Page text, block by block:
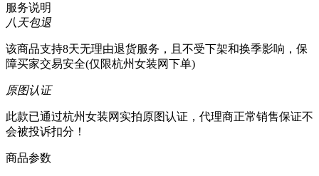
服务说明
八天包退
该商品支持8天无理由退货服务，且不受下架和换季影响，保
障买家交易安全(仅限杭州女装网下单)
原图认证
此款已通过杭州女装网实拍原图认证，代理商正常销售保证不
会被投诉扣分！
商品参数